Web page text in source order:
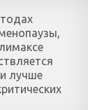
лучше